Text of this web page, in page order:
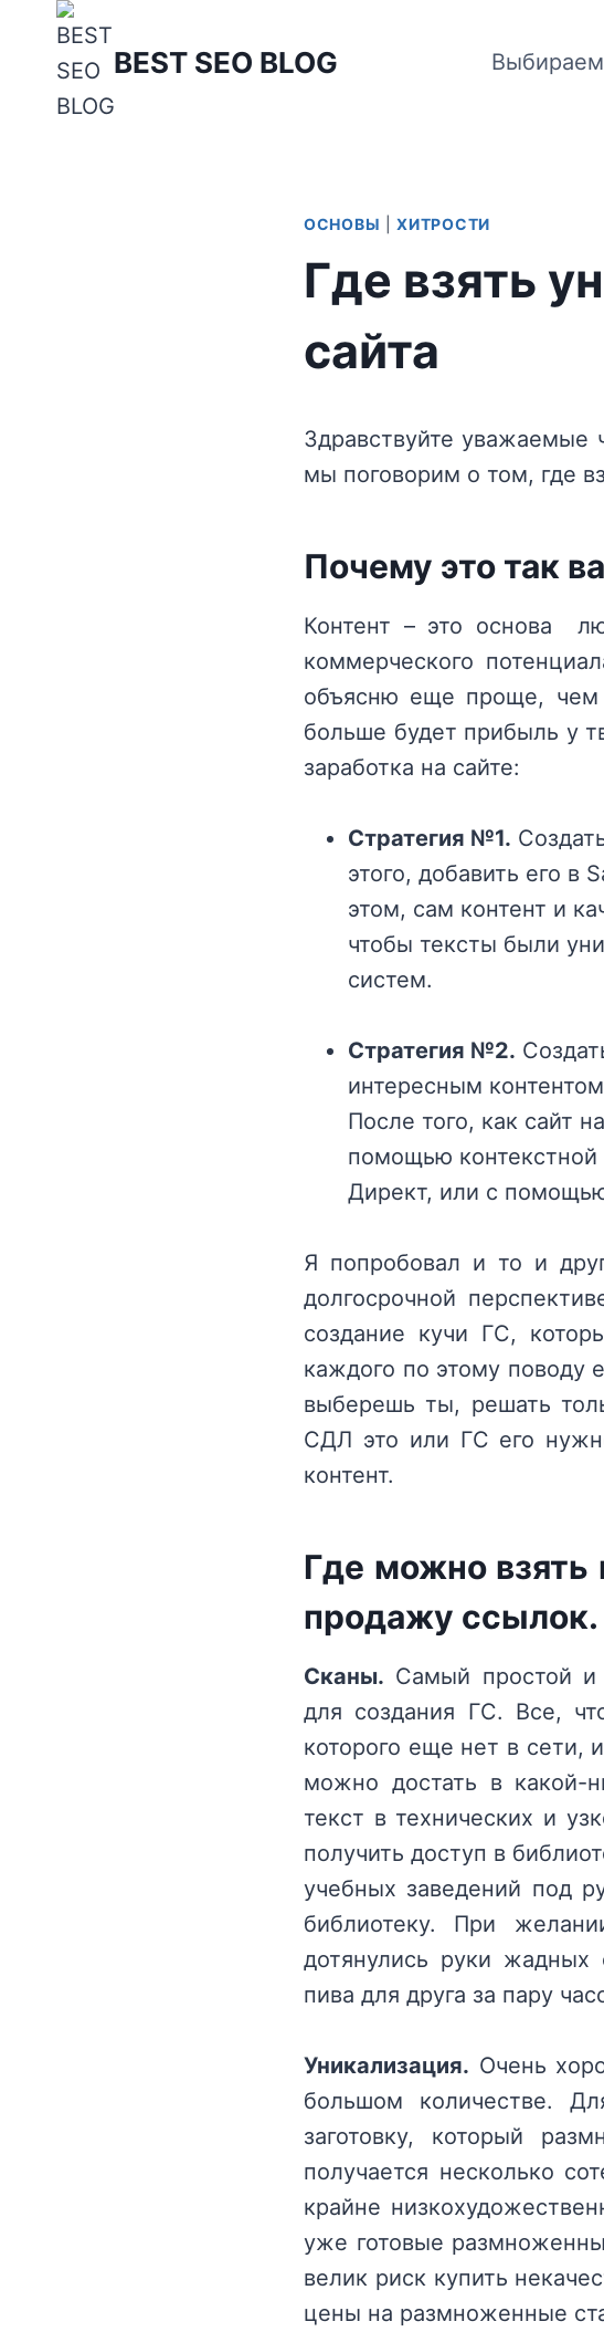
Перейти
содержимому
BEST SEO BLOG
ОСНОВЫ |ХИТРОСТИ
Где взять
сайта
Здравствуйте уважаемые
мы поговорим о том, где
Почему это так
Контент – это основа
коммерческого
объясню еще проще, чем
больше будет прибыль у
заработка на сайте:
Стратегия №1.
этого, добавить его в
этом, сам контент и
чтобы тексты были
систем.
Стратегия №2.
интересным
После того, как сайт
помощью
Директ, или с
Я попробовал и то и
долгосрочной
создание кучи ГС,
каждого по этому поводу
выберешь ты, решать
СДЛ это или ГС его
контент.
Где можно взять
продажу ссылок.
Сканы. Самый простой и
для создания ГС. Все,
которого еще нет в сети,
можно достать в какой-
текст в технических и
получить доступ в
учебных заведений под
библиотеку. При
дотянулись руки жадных
пива для друга за пару
Уникализация. Очень
большом количестве.
заготовку, который
получается несколько
крайне
уже готовые
велик риск купить
цены на размноженные